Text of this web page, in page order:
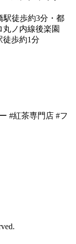
駅徒歩約3分・都
丸ノ内線後楽園
徒歩約1分
#紅茶専門店 #フ